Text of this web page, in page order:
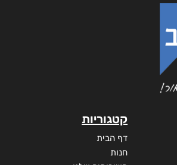
קטגוריות
דף הבית
חנות